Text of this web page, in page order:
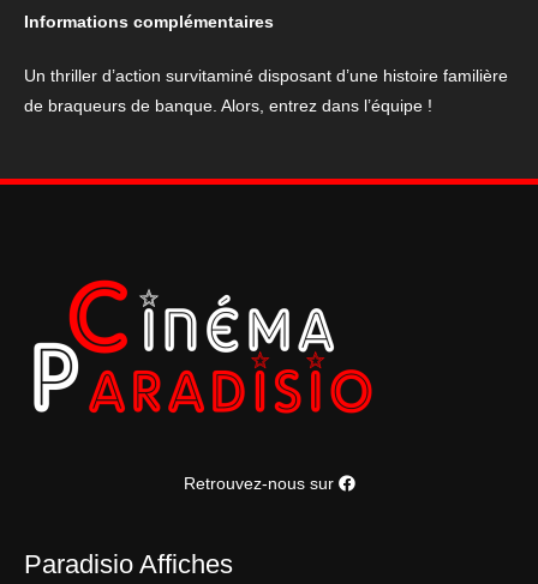
Informations complémentaires
Un thriller d’action survitaminé disposant d’une histoire familière
de braqueurs de banque. Alors, entrez dans l’équipe !
Retrouvez-nous sur
Paradisio Affiches